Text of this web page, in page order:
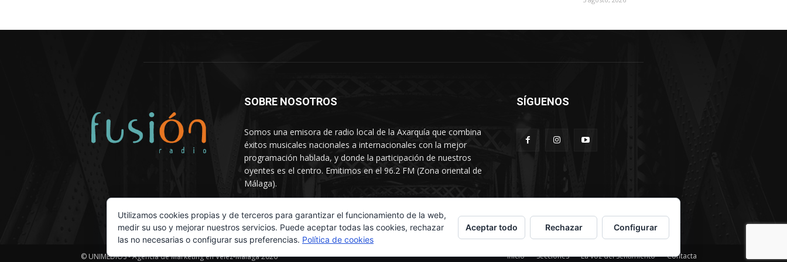
SOBRE NOSOTROS
Somos una emisora de radio local de la Axarquía que combina
éxitos musicales nacionales a internacionales con la mejor
programación hablada, y donde la participación de nuestros
oyentes es el centro. Emitimos en el 96.2 FM (Zona oriental de
Málaga).
SÍGUENOS
© UNIMEDIOS - Agencia de Marketing en Vélez-Málaga 2026 Inicio Secciones La voz del sentimiento Contacta
Utilizamos cookies propias y de terceros para garantizar el funcionamiento de la web,
medir su uso y mejorar nuestros servicios. Puede aceptar todas las cookies, rechazar
las no necesarias o configurar sus preferencias. Política de cookies
Aceptar todo Rechazar Configurar